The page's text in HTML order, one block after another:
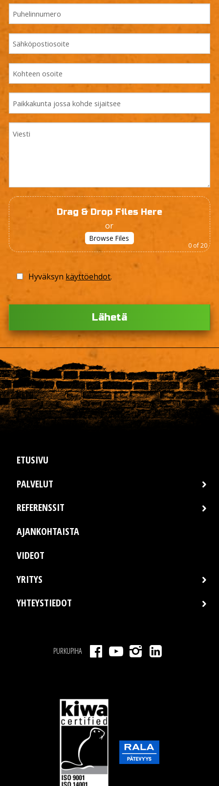
Drag & Drop Files Here
or
Browse Files
0of 20
Hyväksyn käyttöehdot.
ETUSIVU
PALVELUT
REFERENSSIT
AJANKOHTAISTA
VIDEOT
YRITYS
YHTEYSTIEDOT
PURKUPIHA